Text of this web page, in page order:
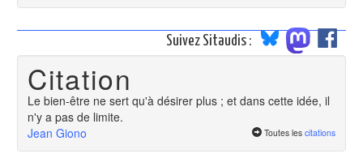
Suivez Sitaudis :
Citation
Le bien-être ne sert qu'à désirer plus ; et dans cette idée, il
n'y a pas de limite.
Jean Giono
Toutes les citations